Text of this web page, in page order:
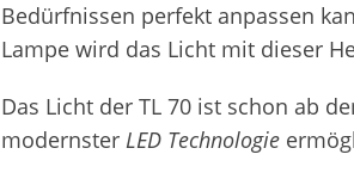
Bedürfnissen perfekt anpassen
Lampe wird das Licht mit dieser
Das Licht der TL 70 ist schon ab
modernster LED Technologie